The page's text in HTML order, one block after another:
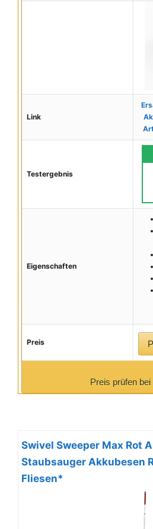
Link
Testergebnis
Eigenschaften
Preis
Preis prüfen
Swivel Sweeper Max Rot
Staubsauger Akkubesen
Fliesen*